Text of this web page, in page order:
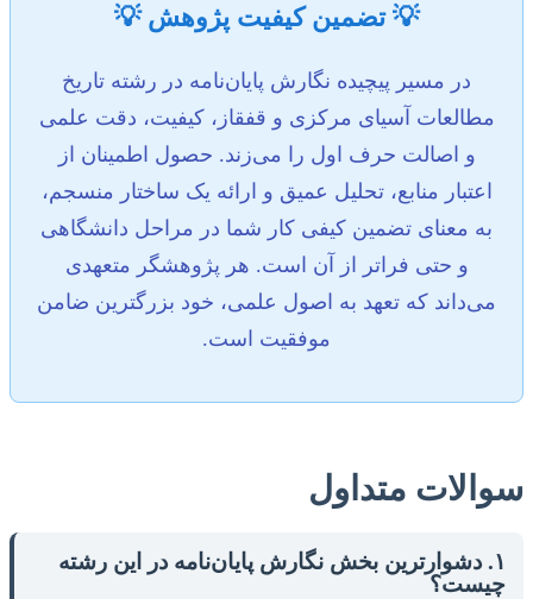
💡 تضمین کیفیت پژوهش 💡
در مسیر پیچیده نگارش پایان‌نامه در رشته تاریخ
مطالعات آسیای مرکزی و قفقاز، کیفیت، دقت علمی
و اصالت حرف اول را می‌زند. حصول اطمینان از
اعتبار منابع، تحلیل عمیق و ارائه یک ساختار منسجم،
به معنای تضمین کیفی کار شما در مراحل دانشگاهی
و حتی فراتر از آن است. هر پژوهشگر متعهدی
می‌داند که تعهد به اصول علمی، خود بزرگترین ضامن
موفقیت است.
سوالات متداول
۱. دشوارترین بخش نگارش پایان‌نامه در این رشته
چیست؟